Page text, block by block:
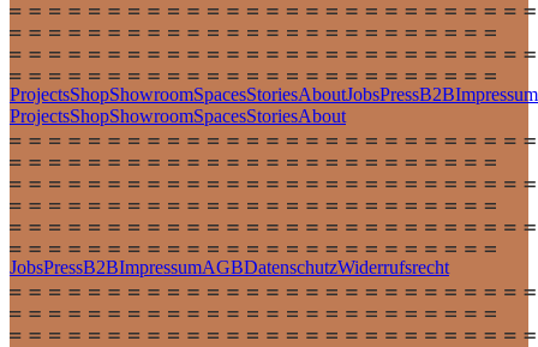
ProjectsShopShowroomSpacesStoriesAboutJobsPressB2BImpressum
ProjectsShopShowroomSpacesStoriesAbout
JobsPressB2BImpressumAGBDatenschutzWiderrufsrecht